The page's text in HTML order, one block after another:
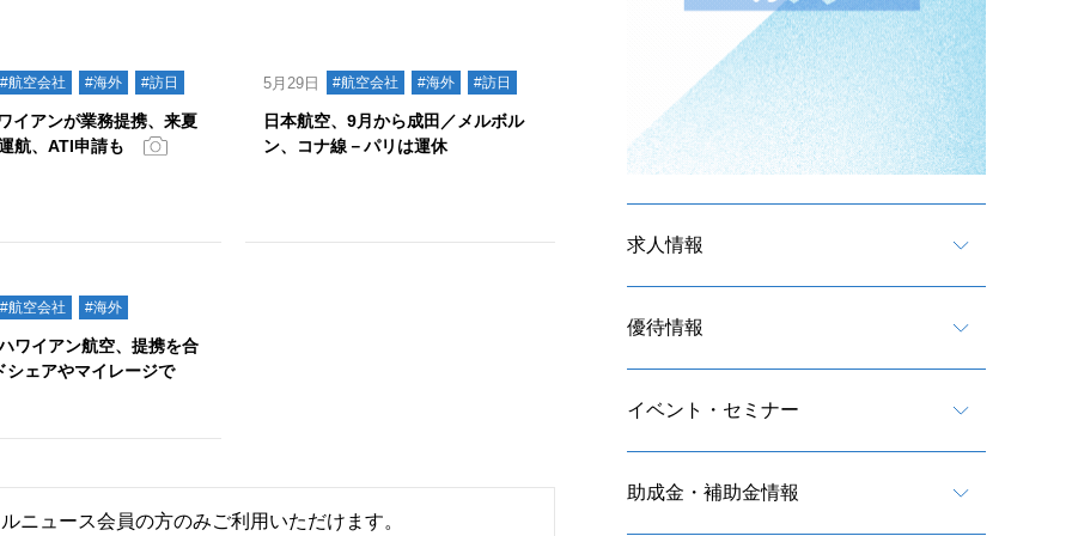
#航空会社 #海外 #訪日
イアンが業務提携、来夏
航、ATI申請も
5月29日 #航空会社 #海外 #訪日
日本航空、9月から成田／メルボル
ン、コナ線－パリは運休
#航空会社 #海外
ワイアン航空、提携を合
シェアやマイレージで
ニュース会員の方のみご利用いただけます。
求人情報
優待情報
イベント・セミナー
助成金・補助金情報